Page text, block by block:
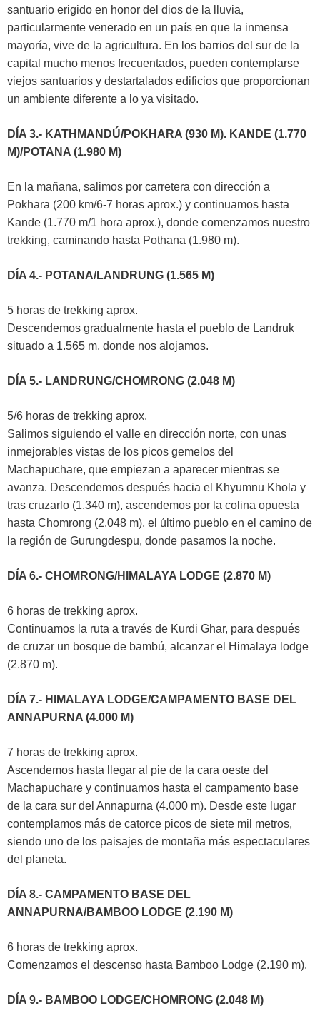
santuario erigido en honor del dios de la lluvia,
particularmente venerado en un país en que la inmensa
mayoría, vive de la agricultura. En los barrios del sur de la
capital mucho menos frecuentados, pueden contemplarse
viejos santuarios y destartalados edificios que proporcionan
un ambiente diferente a lo ya visitado.
DÍA 3.- KATHMANDÚ/POKHARA (930 M). KANDE (1.770
M)/POTANA (1.980 M)
En la mañana, salimos por carretera con dirección a
Pokhara (200 km/6-7 horas aprox.) y continuamos hasta
Kande (1.770 m/1 hora aprox.), donde comenzamos nuestro
trekking, caminando hasta Pothana (1.980 m).
DÍA 4.- POTANA/LANDRUNG (1.565 M)
5 horas de trekking aprox.
Descendemos gradualmente hasta el pueblo de Landruk
situado a 1.565 m, donde nos alojamos.
DÍA 5.- LANDRUNG/CHOMRONG (2.048 M)
5/6 horas de trekking aprox.
Salimos siguiendo el valle en dirección norte, con unas
inmejorables vistas de los picos gemelos del
Machapuchare, que empiezan a aparecer mientras se
avanza. Descendemos después hacia el Khyumnu Khola y
tras cruzarlo (1.340 m), ascendemos por la colina opuesta
hasta Chomrong (2.048 m), el último pueblo en el camino de
la región de Gurungdespu, donde pasamos la noche.
DÍA 6.- CHOMRONG/HIMALAYA LODGE (2.870 M)
6 horas de trekking aprox.
Continuamos la ruta a través de Kurdi Ghar, para después
de cruzar un bosque de bambú, alcanzar el Himalaya lodge
(2.870 m).
DÍA 7.- HIMALAYA LODGE/CAMPAMENTO BASE DEL
ANNAPURNA (4.000 M)
7 horas de trekking aprox.
Ascendemos hasta llegar al pie de la cara oeste del
Machapuchare y continuamos hasta el campamento base
de la cara sur del Annapurna (4.000 m). Desde este lugar
contemplamos más de catorce picos de siete mil metros,
siendo uno de los paisajes de montaña más espectaculares
del planeta.
DÍA 8.- CAMPAMENTO BASE DEL
ANNAPURNA/BAMBOO LODGE (2.190 M)
6 horas de trekking aprox.
Comenzamos el descenso hasta Bamboo Lodge (2.190 m).
DÍA 9.- BAMBOO LODGE/CHOMRONG (2.048 M)